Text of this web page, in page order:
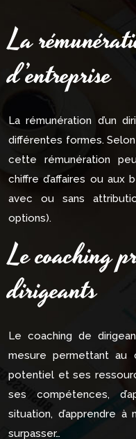
La
d’entreprise
La rémunération d’un
différentes formes.
cette rémunération
chiffre d’affaires ou aux
avec ou sans
options).
Le coaching
dirigeants
Le coaching de
mesure permettant au
potentiel et ses
ses compétences,
situation, d’apprendre
surpasser…